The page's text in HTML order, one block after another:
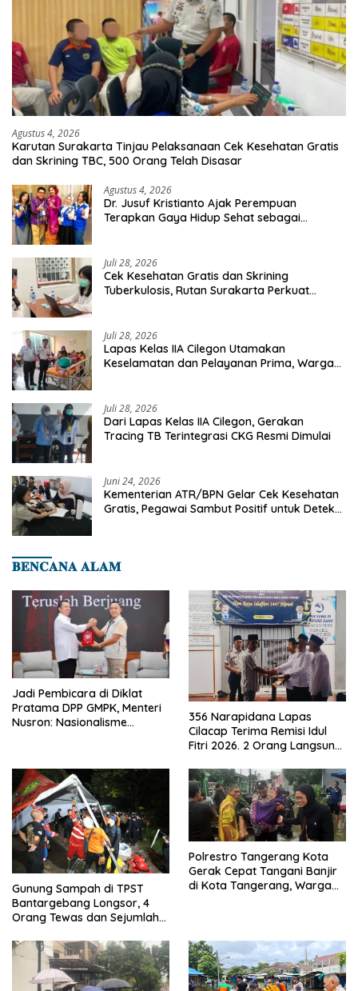
Agustus 4, 2026
Karutan Surakarta Tinjau Pelaksanaan Cek Kesehatan Gratis
dan Skrining TBC, 500 Orang Telah Disasar
Agustus 4, 2026
Dr. Jusuf Kristianto Ajak Perempuan
Terapkan Gaya Hidup Sehat sebagai
Juli 28, 2026
Cek Kesehatan Gratis dan Skrining
Tuberkulosis, Rutan Surakarta Perkuat
Juli 28, 2026
Lapas Kelas IIA Cilegon Utamakan
Keselamatan dan Pelayanan Prima, Warga
Juli 28, 2026
Dari Lapas Kelas IIA Cilegon, Gerakan
Tracing TB Terintegrasi CKG Resmi Dimulai
Juni 24, 2026
Kementerian ATR/BPN Gelar Cek Kesehatan
Gratis, Pegawai Sambut Positif untuk Deteksi
𝐁𝐄𝐍𝐂𝐀𝐍𝐀 𝐀𝐋𝐀𝐌
Jadi Pembicara di Diklat
Pratama DPP GMPK, Menteri
Nusron: Nasionalisme
356 Narapidana Lapas
Cilacap Terima Remisi Idul
Fitri 2026. 2 Orang Langsung
Gunung Sampah di TPST
Bantargebang Longsor, 4
Orang Tewas dan Sejumlah
Polrestro Tangerang Kota
Gerak Cepat Tangani Banjir
di Kota Tangerang, Warga